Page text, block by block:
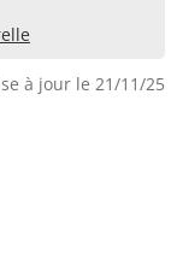
à jour le 21/11/25